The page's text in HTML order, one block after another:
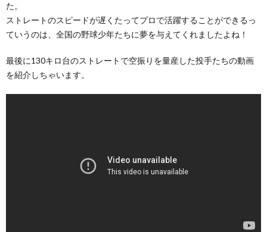
た。
ストレートのスピードが遅くたってプロで活躍することができるっ
ていうのは、全国の野球少年たちに夢を与えてくれましたよね！
最後に130キロ台のストレートで空振りを量産した投手たちの動画
を紹介しちゃいます。